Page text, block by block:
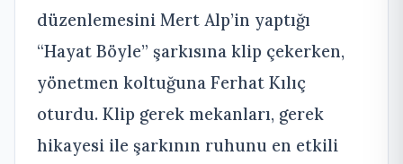
düzenlemesini Mert Alp’in yaptığı
“Hayat Böyle” şarkısına klip çekerken,
yönetmen koltuğuna Ferhat Kılıç
oturdu. Klip gerek mekanları, gerek
hikayesi ile şarkının ruhunu en etkili